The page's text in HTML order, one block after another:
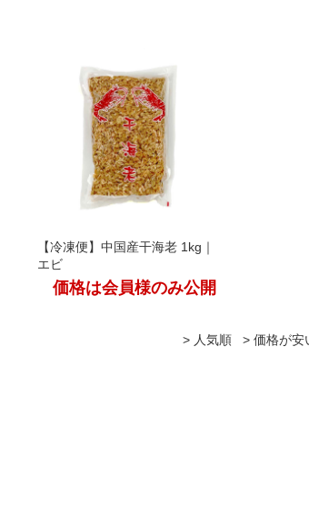
【冷凍便】中国産干海老 1kg｜
エビ
価格は会員様のみ公開
人気順 価格が安